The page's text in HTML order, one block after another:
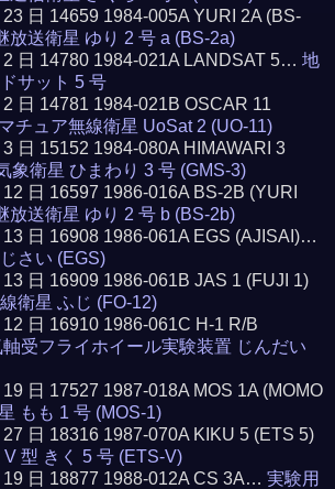
日 14659 1984-005A YURI 2A (BS-
放送衛星 ゆり 2 号 a (BS-2a)
2 日 14780 1984-021A LANDSAT 5…地
サット 5 号
日 14781 1984-021B OSCAR 11
チュア無線衛星 UoSat 2 (UO-11)
日 15152 1984-080A HIMAWARI 3
象衛星 ひまわり 3 号 (GMS-3)
日 16597 1986-016A BS-2B (YURI
放送衛星 ゆり 2 号 b (BS-2b)
13 日 16908 1986-061A EGS (AJISAI)…
さい (EGS)
日 16909 1986-061B JAS 1 (FUJI 1)
衛星 ふじ (FO-12)
日 16910 1986-061C H-1 R/B
軸受フライホイール実験装置 じんだい
日 17527 1987-018A MOS 1A (MOMO
もも 1 号 (MOS-1)
日 18316 1987-070A KIKU 5 (ETS 5)
型 きく 5 号 (ETS-V)
19 日 18877 1988-012A CS 3A…実験用